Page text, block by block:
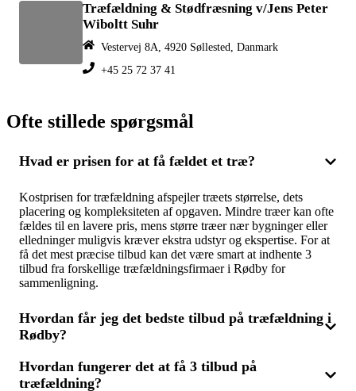
Træfældning & Stødfræsning v/Jens Peter
Wiboltt Suhr
Vestervej 8A, 4920 Søllested, Danmark
+45 25 72 37 41
Ofte stillede spørgsmål
Hvad er prisen for at få fældet et træ?
Kostprisen for træfældning afspejler træets størrelse, dets
placering og kompleksiteten af opgaven. Mindre træer kan ofte
fældes til en lavere pris, mens større træer nær bygninger eller
elledninger muligvis kræver ekstra udstyr og ekspertise. For at
få det mest præcise tilbud kan det være smart at indhente 3
tilbud fra forskellige træfældningsfirmaer i Rødby for
sammenligning.
Hvordan får jeg det bedste tilbud på træfældning i
Rødby?
For at opnå det mest fordelagtige tilbud bør du anmode om 3
tilbud fra forskellige træfældningsfirmaer i Rødby. Du kan
Hvordan fungerer det at få 3 tilbud på
træfældning?